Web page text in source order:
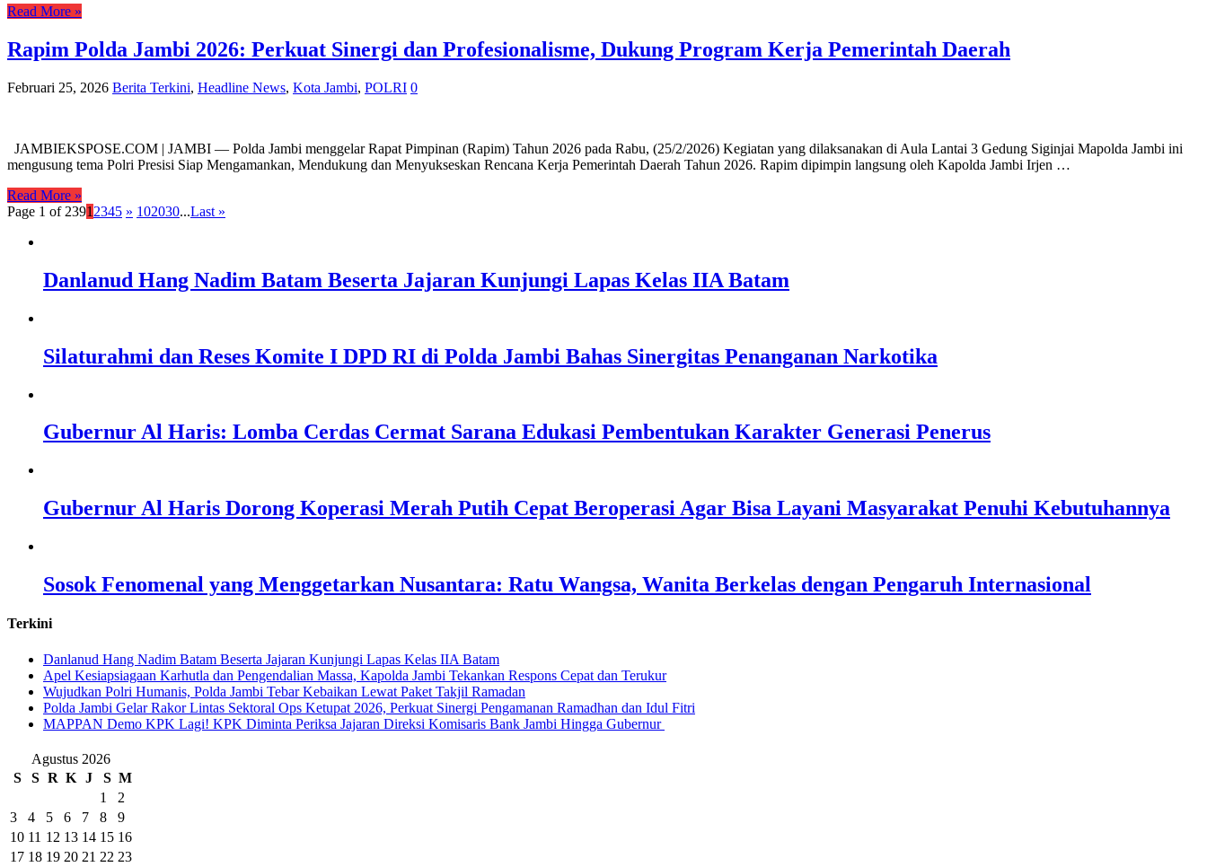
Read More »
Rapim Polda Jambi 2026: Perkuat Sinergi dan Profesionalisme, Dukung Program Kerja Pemerintah Daerah
Februari 25, 2026 Berita Terkini, Headline News, Kota Jambi, POLRI 0
JAMBIEKSPOSE.COM | JAMBI — Polda Jambi menggelar Rapat Pimpinan (Rapim) Tahun 2026 pada Rabu, (25/2/2026) Kegiatan yang dilaksanakan di Aula Lantai 3 Gedung Siginjai Mapolda Jambi ini
mengusung tema Polri Presisi Siap Mengamankan, Mendukung dan Menyukseskan Rencana Kerja Pemerintah Daerah Tahun 2026. Rapim dipimpin langsung oleh Kapolda Jambi Irjen …
Read More »
Page 1 of 2391 2345 » 102030...Last »
Danlanud Hang Nadim Batam Beserta Jajaran Kunjungi Lapas Kelas IIA Batam
Silaturahmi dan Reses Komite I DPD RI di Polda Jambi Bahas Sinergitas Penanganan Narkotika
Gubernur Al Haris: Lomba Cerdas Cermat Sarana Edukasi Pembentukan Karakter Generasi Penerus
Gubernur Al Haris Dorong Koperasi Merah Putih Cepat Beroperasi Agar Bisa Layani Masyarakat Penuhi Kebutuhannya
Sosok Fenomenal yang Menggetarkan Nusantara: Ratu Wangsa, Wanita Berkelas dengan Pengaruh Internasional
Terkini
Danlanud Hang Nadim Batam Beserta Jajaran Kunjungi Lapas Kelas IIA Batam
Apel Kesiapsiagaan Karhutla dan Pengendalian Massa, Kapolda Jambi Tekankan Respons Cepat dan Terukur
Wujudkan Polri Humanis, Polda Jambi Tebar Kebaikan Lewat Paket Takjil Ramadan
Polda Jambi Gelar Rakor Lintas Sektoral Ops Ketupat 2026, Perkuat Sinergi Pengamanan Ramadhan dan Idul Fitri
‎MAPPAN Demo KPK Lagi! KPK Diminta Periksa Jajaran Direksi Komisaris Bank Jambi Hingga Gubernur ‎
Agustus 2026
S
S R K J S M
1
2
3
4 5 6 7 8
9
10 11 12 13 14 15 16
17 18 19 20 21 22 23